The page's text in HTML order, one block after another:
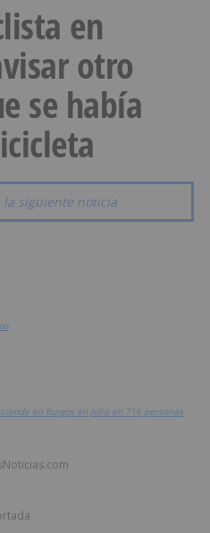
en
otro
se había
la siguiente noticia
en Burgos en julio en 716 personas